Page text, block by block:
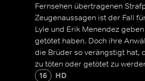
Fernsehen übertragenen
Zeugenaussagen ist der Fall
Lyle und Erik Menendez
getötet haben. Doch ihre
die Brüder so verängstigt hat,
zu töten oder getötet zu
16 HD